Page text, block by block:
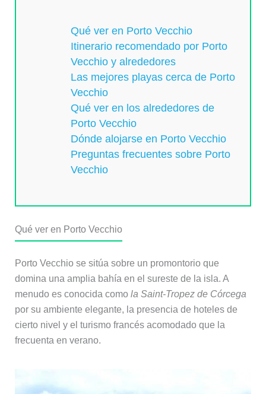
Qué ver en Porto Vecchio
Itinerario recomendado por Porto
Vecchio y alrededores
Las mejores playas cerca de Porto
Vecchio
Qué ver en los alrededores de
Porto Vecchio
Dónde alojarse en Porto Vecchio
Preguntas frecuentes sobre Porto
Vecchio
Qué ver en Porto Vecchio
Porto Vecchio se sitúa sobre un promontorio que
domina una amplia bahía en el sureste de la isla. A
menudo es conocida como la Saint-Tropez de Córcega
por su ambiente elegante, la presencia de hoteles de
cierto nivel y el turismo francés acomodado que la
frecuenta en verano.